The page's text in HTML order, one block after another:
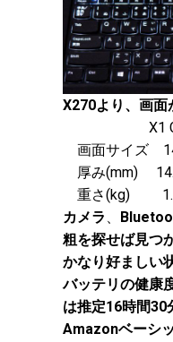
X270より、画面
X1
画面サイズ
厚み(mm)
重さ(kg)
カメラ 、
粗を探せば見つ
かなり好ましい
バッテリの健康
は推定16時間30
Amazonベーシ